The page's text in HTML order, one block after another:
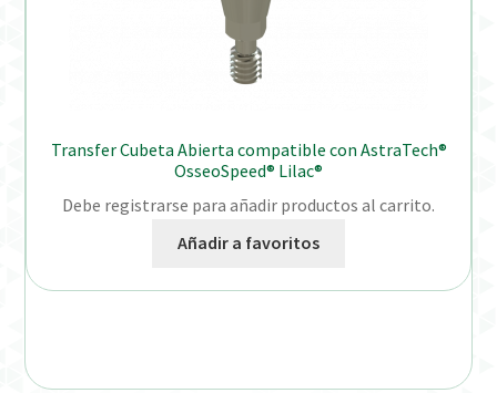
Transfer Cubeta Abierta compatible con AstraTech®
OsseoSpeed® Lilac®
Debe registrarse para añadir productos al carrito.
Añadir a favoritos